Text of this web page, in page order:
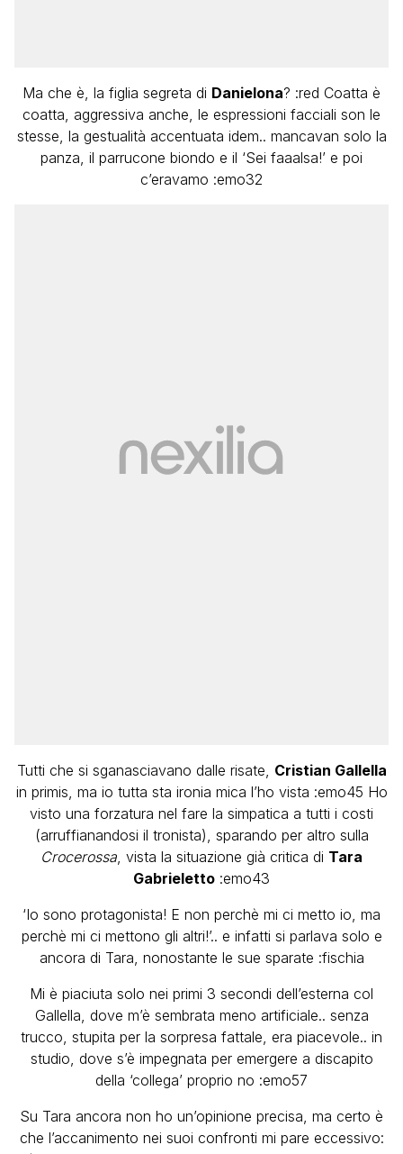
Ma che è, la figlia segreta di Danielona? :red Coatta è
coatta, aggressiva anche, le espressioni facciali son le
stesse, la gestualità accentuata idem.. mancavan solo la
panza, il parrucone biondo e il ‘Sei faaalsa!’ e poi
c’eravamo :emo32
Tutti che si sganasciavano dalle risate, Cristian Gallella
in primis, ma io tutta sta ironia mica l’ho vista :emo45 Ho
visto una forzatura nel fare la simpatica a tutti i costi
(arruffianandosi il tronista), sparando per altro sulla
Crocerossa , vista la situazione già critica di Tara
Gabrieletto :emo43
‘Io sono protagonista! E non perchè mi ci metto io, ma
perchè mi ci mettono gli altri!’.. e infatti si parlava solo e
ancora di Tara, nonostante le sue sparate :fischia
Mi è piaciuta solo nei primi 3 secondi dell’esterna col
Gallella, dove m’è sembrata meno artificiale.. senza
trucco, stupita per la sorpresa fattale, era piacevole.. in
studio, dove s’è impegnata per emergere a discapito
della ‘collega’ proprio no :emo57
Su Tara ancora non ho un’opinione precisa, ma certo è
che l’accanimento nei suoi confronti mi pare eccessivo: